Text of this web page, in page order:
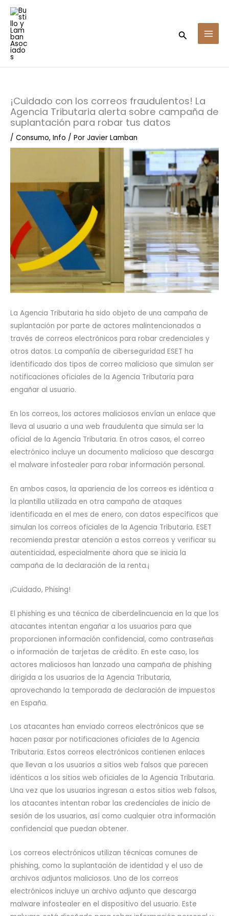
contenido
Buscar
¡Cuidado con los correos fraudulentos! La
Agencia Tributaria alerta sobre campaña de
suplantación para robar tus datos
/ Consumo, Info / Por Javier Lamban
La Agencia Tributaria ha sido objeto de una campaña de
suplantación por parte de actores malintencionados a
través de correos electrónicos para robar credenciales y
otros datos. La compañía de ciberseguridad ESET ha
identificado dos tipos de correo malicioso que simulan ser
notificaciones oficiales de la Agencia Tributaria para
engañar al usuario.
En los correos, los actores maliciosos envían un enlace que
lleva al usuario a una web fraudulenta que simula ser la
oficial de la Agencia Tributaria. En otros casos, el correo
electrónico incluye un documento malicioso que descarga
el malware infostealer para robar información personal.
En ambos casos, la apariencia de los correos es idéntica a
la plantilla utilizada en otra campaña de ataques
identificada en el mes de enero, con datos específicos que
simulan los correos oficiales de la Agencia Tributaria. ESET
recomienda prestar atención a estos correos y verificar su
autenticidad, especialmente ahora que se inicia la
campaña de la declaración de la renta.¡
¡Cuidado, Phising!
El phishing es una técnica de ciberdelincuencia en la que los
atacantes intentan engañar a los usuarios para que
proporcionen información confidencial, como contraseñas
o información de tarjetas de crédito. En este caso, los
actores maliciosos han lanzado una campaña de phishing
dirigida a los usuarios de la Agencia Tributaria,
aprovechando la temporada de declaración de impuestos
en España.
Los atacantes han enviado correos electrónicos que se
hacen pasar por notificaciones oficiales de la Agencia
Tributaria. Estos correos electrónicos contienen enlaces
que llevan a los usuarios a sitios web falsos que parecen
idénticos a los sitios web oficiales de la Agencia Tributaria.
Una vez que los usuarios ingresan a estos sitios web falsos,
los atacantes intentan robar las credenciales de inicio de
sesión de los usuarios, así como cualquier otra información
confidencial que puedan obtener.
Los correos electrónicos utilizan técnicas comunes de
phishing, como la suplantación de identidad y el uso de
archivos adjuntos maliciosos. Uno de los correos
electrónicos incluye un archivo adjunto que descarga
malware infostealer en el dispositivo del usuario. Este